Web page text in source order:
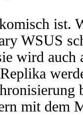
ist.
WSUS
wird auch
mit dem